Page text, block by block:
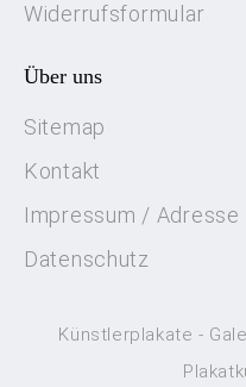
Widerrufsformular
Über uns
Sitemap
Kontakt
Impressum / Adresse
Datenschutz
Künstlerplakate -